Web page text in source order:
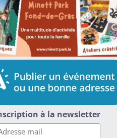
à la newsletter